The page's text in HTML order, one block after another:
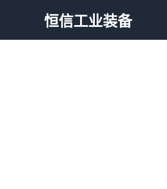
恒信工业装备